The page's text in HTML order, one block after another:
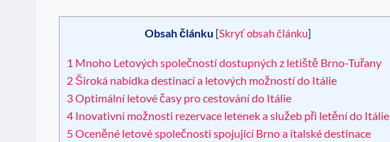
Obsah článku [Skryť obsah článku]
1 Mnoho Letových společností dostupných z letiště Brno-Tuřany
2 Široká nabídka destinací a letových možností do Itálie
3Optimální letové časy pro cestování do Itálie
4 Inovativní možnosti rezervace letenek a služeb při letění do Itálie
5Oceněné letové společnosti spojující Brno a italské destinace